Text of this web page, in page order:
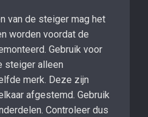
van de steiger mag het
worden voordat de
Gebruik voor
steiger alleen
merk. Deze zijn
afgestemd. Gebruik
Controleer dus